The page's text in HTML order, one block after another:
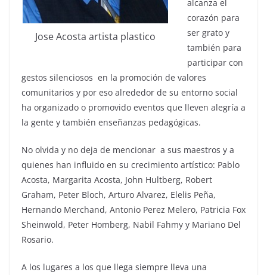
Jose Acosta artista plastico
alcanza el
corazón para
ser grato y
también para
participar con
gestos silenciosos en la promoción de valores
comunitarios y por eso alrededor de su entorno social
ha organizado o promovido eventos que lleven alegría a
la gente y también enseñanzas pedagógicas.
No olvida y no deja de mencionar a sus maestros y a
quienes han influido en su crecimiento artístico: Pablo
Acosta, Margarita Acosta, John Hultberg, Robert
Graham, Peter Bloch, Arturo Alvarez, Elelis Peña,
Hernando Merchand, Antonio Perez Melero, Patricia Fox
Sheinwold, Peter Homberg, Nabil Fahmy y Mariano Del
Rosario.
A los lugares a los que llega siempre lleva una